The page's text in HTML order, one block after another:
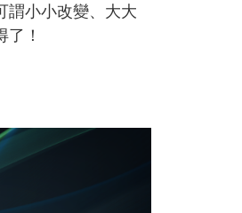
謂小小改變、大大
！